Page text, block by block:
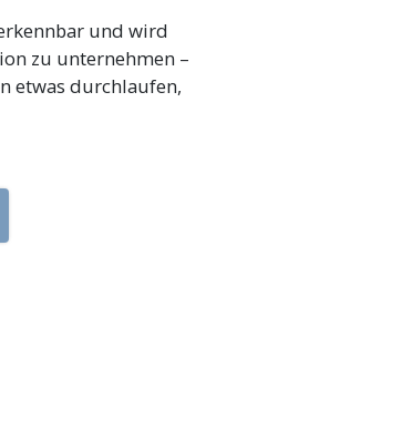
und wird
zu unternehmen –
etwas durchlaufen,